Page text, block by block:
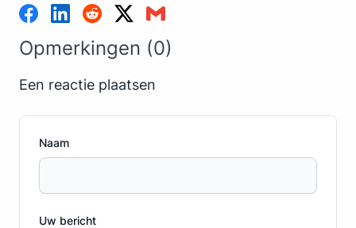
Opmerkingen (0)
Een reactie plaatsen
Naam
Uw bericht